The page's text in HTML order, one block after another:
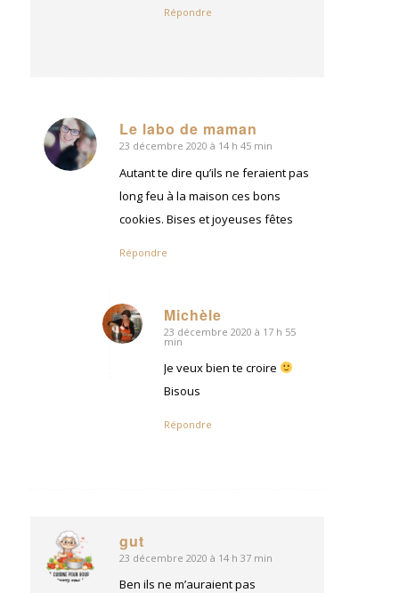
Répondre
Le labo de maman
dit
:
23 décembre 2020 à 14 h 45 min
Autant te dire qu’ils ne feraient pas
long feu à la maison ces bons
cookies. Bises et joyeuses fêtes
Répondre
Michèle
dit
23 décembre 2020 à 17 h 55
min
Je veux bien te croire
Bisous
Répondre
gut
dit
:
23 décembre 2020 à 14 h 37 min
Ben ils ne m’auraient pas